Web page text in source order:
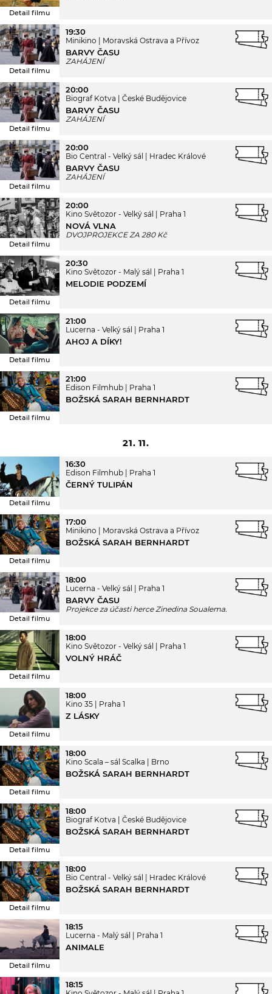
Detail filmu
Detail filmu
19:30
Minikino Moravská Ostrava a Přívoz
BARVY ČASU
ZAHÁJENÍ
Detail filmu
20:00
Biograf Kotva České Budějovice
BARVY ČASU
ZAHÁJENÍ
Detail filmu
20:00
Bio Central - Velký sál Hradec Králové
BARVY ČASU
ZAHÁJENÍ
Detail filmu
20:00
Kino Světozor - Velký sál Praha 1
NOVÁ VLNA
DVOJPROJEKCE ZA 280 Kč
Detail filmu
20:30
Kino Světozor - Malý sál Praha 1
MELODIE PODZEMÍ
Detail filmu
21:00
Lucerna - Velký sál Praha 1
AHOJ A DÍKY!
Detail filmu
21:00
Edison Filmhub Praha 1
BOŽSKÁ SARAH BERNHARDT
21. 11.
Detail filmu
16:30
Edison Filmhub Praha 1
ČERNÝ TULIPÁN
Detail filmu
17:00
Minikino Moravská Ostrava a Přívoz
BOŽSKÁ SARAH BERNHARDT
Detail filmu
18:00
Lucerna - Velký sál Praha 1
BARVY ČASU
Projekce za účasti herce Zinedina Soualema.
Detail filmu
18:00
Kino Světozor - Velký sál Praha 1
VOLNÝ HRÁČ
Detail filmu
18:00
Kino 35 Praha 1
Z LÁSKY
Detail filmu
18:00
Kino Scala – sál Scalka Brno
BOŽSKÁ SARAH BERNHARDT
Detail filmu
18:00
Biograf Kotva České Budějovice
BOŽSKÁ SARAH BERNHARDT
Detail filmu
18:00
Bio Central - Velký sál Hradec Králové
BOŽSKÁ SARAH BERNHARDT
Detail filmu
18:15
Lucerna - Malý sál Praha 1
ANIMALE
18:15